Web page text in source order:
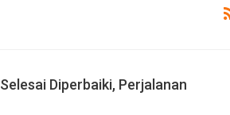
Diperbaiki, Perjalanan